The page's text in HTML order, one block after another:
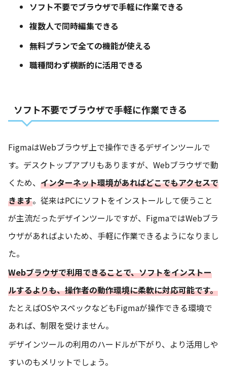
ソフト不要でブラウザで手軽に作業できる
複数人で同時編集できる
無料プランで全ての機能が使える
職種問わず横断的に活用できる
ソフト不要でブラウザで手軽に作業できる
FigmaはWebブラウザ上で操作できるデザインツールで
す。デスクトップアプリもありますが、Webブラウザで動
くため、 インターネット環境があればどこでもアクセスで
きます。従来はPCにソフトをインストールして使うこと
が主流だったデザインツールですが、FigmaではWebブラ
ウザがあればよいため、手軽に作業できるようになりまし
た。
Webブラウザで利用できることで、ソフトをインストー
ルするよりも、操作者の動作環境に柔軟に対応可能です。
たとえばOSやスペックなどもFigmaが操作できる環境で
あれば、制限を受けません。
デザインツールの利用のハードルが下がり、より活用しや
すいのもメリットでしょう。